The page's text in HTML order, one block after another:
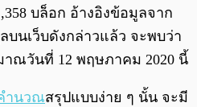
บล็อก อ้างอิงข้อมูลจาก
บนเว็บดังกล่าวแล้ว จะพบว่า
าณวันที่ 12 พฤษภาคม 2020 นี้
ำนวณสรุปแบบง่าย ๆ นั้น จะมี